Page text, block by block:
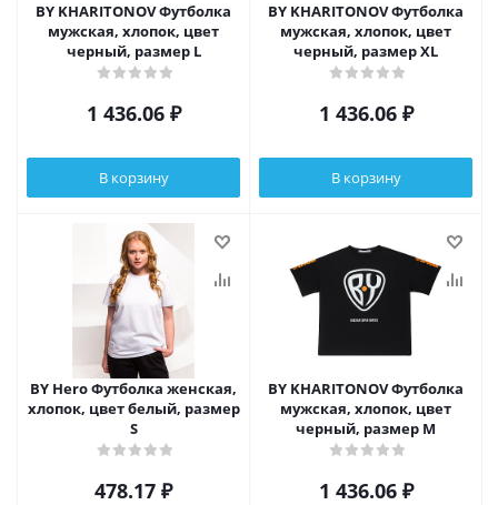
BY KHARITONOV Футболка
мужская, хлопок, цвет
черный, размер L
1 436.06₽
В корзину
BY KHARITONOV Футболка
мужская, хлопок, цвет
черный, размер XL
1 436.06₽
В корзину
BY Hero Футболка женская,
хлопок, цвет белый, размер
S
478.17 ₽
BY KHARITONOV Футболка
мужская, хлопок, цвет
черный, размер M
1 436.06₽